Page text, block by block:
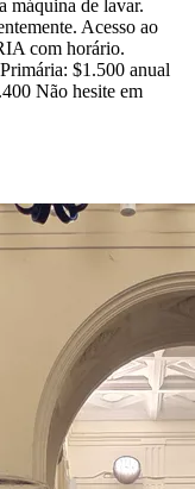
máquina de lavar.
Acesso ao
com horário.
$1.500 anual
Não hesite em